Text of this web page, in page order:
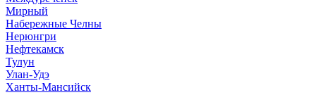
Мирный
Набережные Челны
Нерюнгри
Нефтекамск
Тулун
Улан-Удэ
Ханты-Мансийск